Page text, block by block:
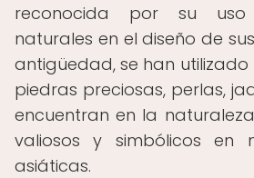
reconocida por su uso
naturales en el diseño de
antigüedad, se han
piedras preciosas, perlas,
encuentran en la
valiosos y simbólicos en
asiáticas.